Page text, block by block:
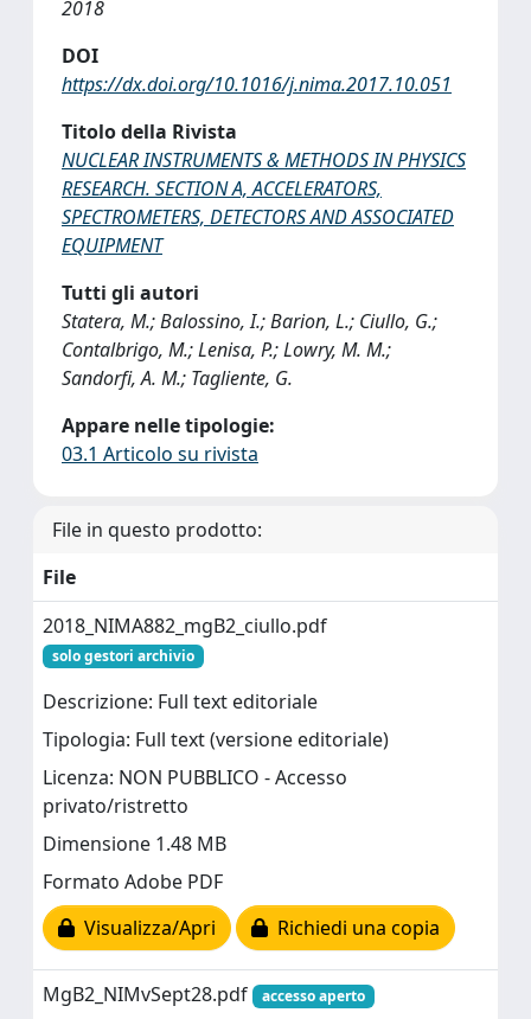
2018
DOI
https://dx.doi.org/10.1016/j.nima.2017.10.051
Titolo della Rivista
NUCLEAR INSTRUMENTS & METHODS IN PHYSICS
RESEARCH. SECTION A, ACCELERATORS,
SPECTROMETERS, DETECTORS AND ASSOCIATED
EQUIPMENT
Tutti gli autori
Statera, M.; Balossino, I.; Barion, L.; Ciullo, G.;
Contalbrigo, M.; Lenisa, P.; Lowry, M. M.;
Sandorfi, A. M.; Tagliente, G.
Appare nelle tipologie:
03.1 Articolo su rivista
File in questo prodotto:
File
2018_NIMA882_mgB2_ciullo.pdf
solo gestori archivio
Descrizione: Full text editoriale
Tipologia: Full text (versione editoriale)
Licenza: NON PUBBLICO - Accesso
privato/ristretto
Dimensione 1.48 MB
Formato Adobe PDF
Visualizza/Apri
Richiedi una copia
MgB2_NIMvSept28.pdf accesso aperto